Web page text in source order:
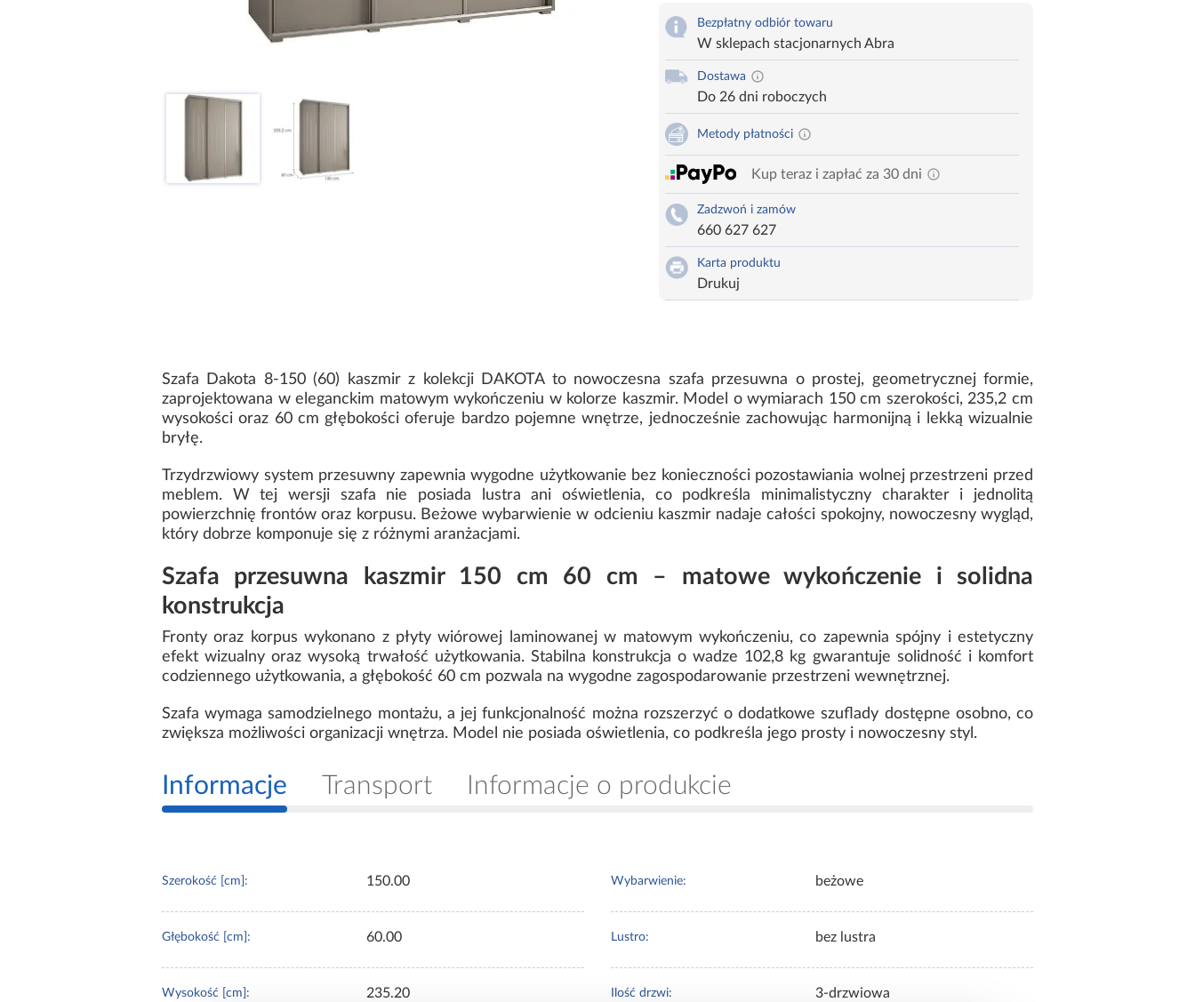
Bezpłatny odbiór towaru
W sklepach stacjonarnych Abra
Dostawa
Do 26 dni roboczych
Metody płatności
Kup teraz i zapłać za 30 dni
Zadzwoń i zamów
660 627 627
Karta produktu
Drukuj
Szafa Dakota 8-150 (60) kaszmir z kolekcji DAKOTA to nowoczesna szafa przesuwna o prostej, geometrycznej formie,
zaprojektowana w eleganckim matowym wykończeniu w kolorze kaszmir. Model o wymiarach 150 cm szerokości, 235,2 cm
wysokości oraz 60 cm głębokości oferuje bardzo pojemne wnętrze, jednocześnie zachowując harmonijną i lekką wizualnie
bryłę.
Trzydrzwiowy system przesuwny zapewnia wygodne użytkowanie bez konieczności pozostawiania wolnej przestrzeni przed
meblem. W tej wersji szafa nie posiada lustra ani oświetlenia, co podkreśla minimalistyczny charakter i jednolitą
powierzchnię frontów oraz korpusu. Beżowe wybarwienie w odcieniu kaszmir nadaje całości spokojny, nowoczesny wygląd,
który dobrze komponuje się z różnymi aranżacjami.
Szafa przesuwna kaszmir 150 cm 60 cm – matowe wykończenie i solidna
konstrukcja
Fronty oraz korpus wykonano z płyty wiórowej laminowanej w matowym wykończeniu, co zapewnia spójny i estetyczny
efekt wizualny oraz wysoką trwałość użytkowania. Stabilna konstrukcja o wadze 102,8 kg gwarantuje solidność i komfort
codziennego użytkowania, a głębokość 60 cm pozwala na wygodne zagospodarowanie przestrzeni wewnętrznej.
Szafa wymaga samodzielnego montażu, a jej funkcjonalność można rozszerzyć o dodatkowe szuflady dostępne osobno, co
zwiększa możliwości organizacji wnętrza. Model nie posiada oświetlenia, co podkreśla jego prosty i nowoczesny styl.
Informacje Transport Informacje o produkcie
Szerokość [cm]: 150.00
Głębokość [cm]: 60.00
Wysokość [cm]: 235.20
Wybarwienie: beżowe
Lustro: bez lustra
Ilość drzwi: 3-drzwiowa